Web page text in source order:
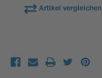
Artikel vergleichen